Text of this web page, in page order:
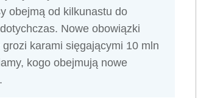
obejmą od kilkunastu do
Nowe obowiązki
grozi karami sięgającymi 10 mln
kogo obejmują nowe